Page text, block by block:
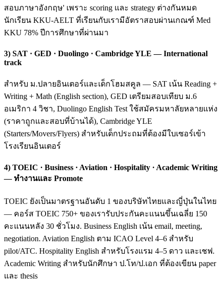
สอบภาษาอังกฤษ' เพราะ scoring และ strategy ต่างกันหมด
นักเรียน KKU-AELT ที่เรียนกับเรามีอัตราสอบผ่านเกณฑ์ Med
KKU 78% ปีการศึกษาที่ผ่านมา
3) SAT · GED · Duolingo · Cambridge YLE — International
track
สำหรับ ม.ปลายอินเตอร์และเด็กโฮมสคูล — SAT เน้น Reading +
Writing + Math (English section), GED เตรียมสอบเทียบ ม.6
อเมริกา 4 วิชา, Duolingo English Test ใช้สมัครมหาลัยหลายแห่ง
(ราคาถูกและสอบที่บ้านได้), Cambridge YLE
(Starters/Movers/Flyers) สำหรับเด็กประถมที่ต้องมีใบเซอร์เข้า
โรงเรียนอินเตอร์
4) TOEIC · Business · Aviation · Hospitality · Academic Writing
— ทำงานและ Promote
TOEIC ยังเป็นมาตรฐานอันดับ 1 ของบริษัทไทยและญี่ปุ่นในไทย
— คอร์ส TOEIC 750+ ของเรารับประกันคะแนนขึ้นเฉลี่ย 150
คะแนนหลัง 30 ชั่วโมง. Business English เน้น email, meeting,
negotiation. Aviation English ตาม ICAO Level 4–6 สำหรับ
pilot/ATC. Hospitality English สำหรับโรงแรม 4–5 ดาว และเชฟ.
Academic Writing สำหรับนักศึกษา ป.โท/ป.เอก ที่ต้องเขียน paper
และ thesis